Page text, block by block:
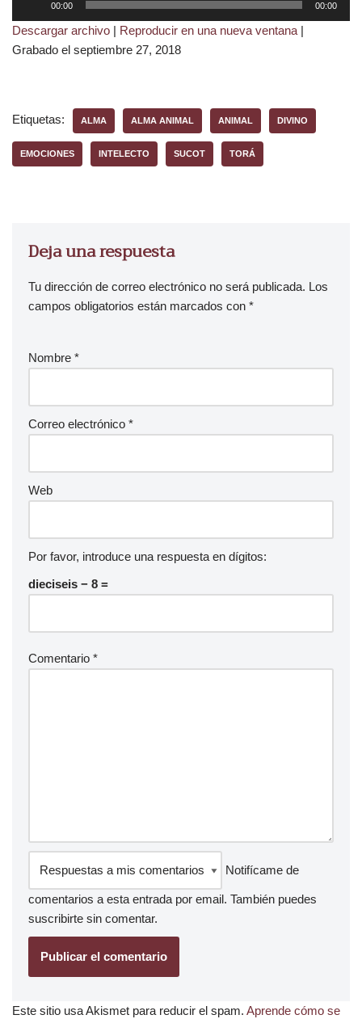
p
r
u
00:00 00:00
Descargar archivo | Reproducir en una nueva ventana |
Grabado el septiembre 27, 2018
Etiquetas: ALMA ALMA ANIMAL ANIMAL DIVINO
EMOCIONES INTELECTO SUCOT TORÁ
Deja una respuesta
Tu dirección de correo electrónico no será publicada. Los
campos obligatorios están marcados con *
Nombre *
Correo electrónico *
Web
Por favor, introduce una respuesta en dígitos:
dieciseis − 8 =
Comentario *
Notifícame de
comentarios a esta entrada por email. También puedes
suscribirte sin comentar.
Este sitio usa Akismet para reducir el spam. Aprende cómo se